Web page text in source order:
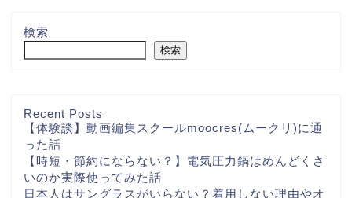
検索
検索
Recent Posts
【体験談】動画編集スクールmoocres(ムークリ)に通
った話
【時短・節約にならない？】電気圧力鍋はめんどくさ
いのか実際使ってみた話
日本人はサングラスがいらない？着用しない理由やオ